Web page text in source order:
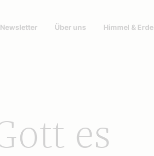
Newsletter Über uns Himmel & Erde
es